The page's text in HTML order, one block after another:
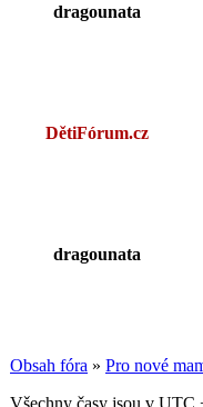
dragounata
DětiFórum.cz
dragounata
Obsah fóra » Pro nové
Všechny časy jsou v UTC